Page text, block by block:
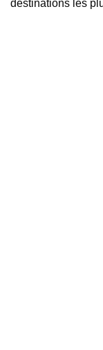
destinations les